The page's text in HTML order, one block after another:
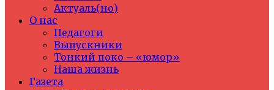
Актуаль(но)
О нас
Педагоги
Выпускники
Тонкий поко – «юмор»
Наша жизнь
Газета